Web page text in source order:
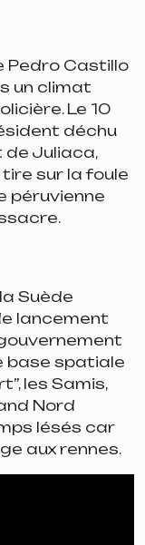
Pedro Castillo
un climat
Le 10
déchu
Juliaca,
tire sur la foule
péruvienne
Suède
lancement
base spatiale
les Samis,
Nord
lésés car
aux rennes.